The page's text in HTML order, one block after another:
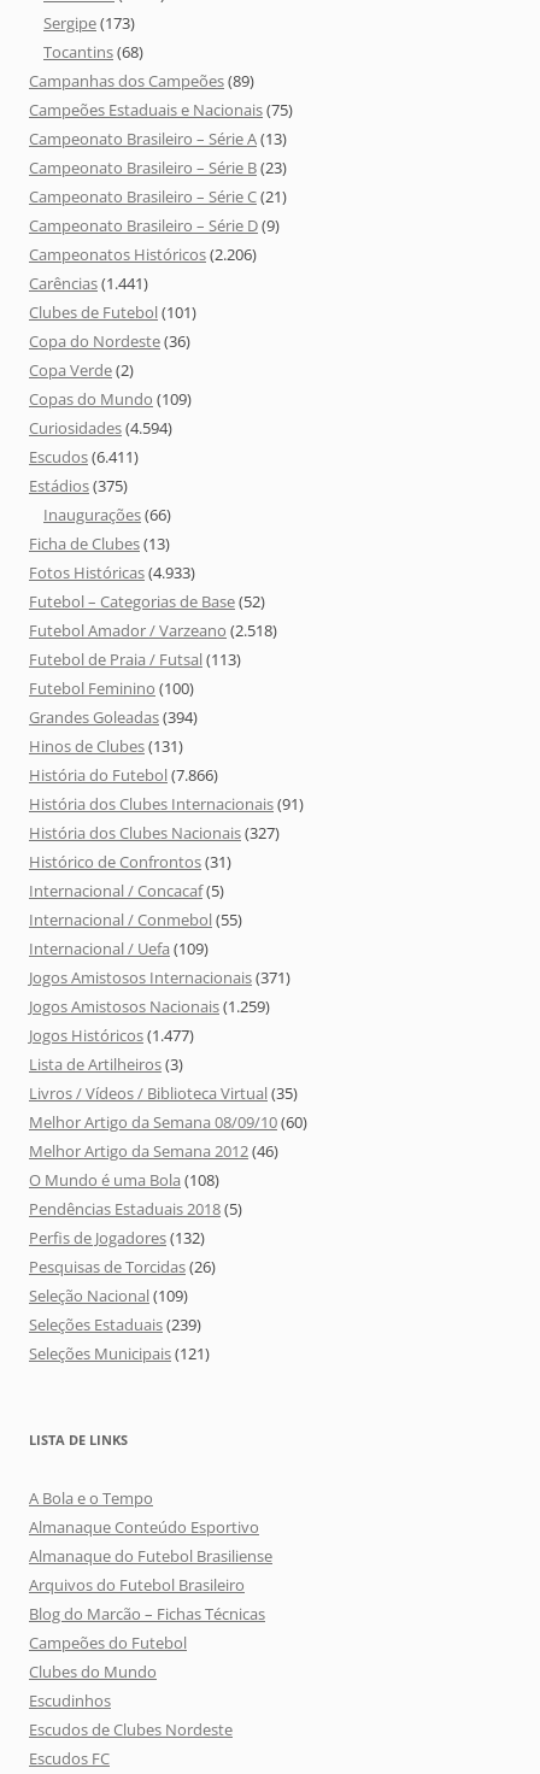
Sergipe(173)
Tocantins(68)
Campanhas dos Campeões(89)
Campeões Estaduais e Nacionais(75)
Campeonato Brasileiro – Série A(13)
Campeonato Brasileiro – Série B(23)
Campeonato Brasileiro – Série C(21)
Campeonato Brasileiro – Série D(9)
Campeonatos Históricos(2.206)
Carências(1.441)
Clubes de Futebol(101)
Copa do Nordeste(36)
Copa Verde(2)
Copas do Mundo (109)
Curiosidades(4.594)
Escudos(6.411)
Estádios(375)
Inaugurações(66)
Ficha de Clubes(13)
Fotos Históricas(4.933)
Futebol – Categorias de Base(52)
Futebol Amador / Varzeano (2.518)
Futebol de Praia / Futsal(113)
Futebol Feminino (100)
Grandes Goleadas(394)
Hinos de Clubes(131)
História do Futebol(7.866)
História dos Clubes Internacionais(91)
História dos Clubes Nacionais(327)
Histórico de Confrontos(31)
Internacional / Concacaf(5)
Internacional / Conmebol(55)
Internacional / Uefa (109)
Jogos Amistosos Internacionais(371)
Jogos Amistosos Nacionais(1.259)
Jogos Históricos(1.477)
Lista de Artilheiros(3)
Livros / Vídeos / Biblioteca Virtual(35)
Melhor Artigo da Semana 08/09/10(60)
Melhor Artigo da Semana 2012(46)
O Mundo é uma Bola (108)
Pendências Estaduais 2018(5)
Perfis de Jogadores(132)
Pesquisas de Torcidas(26)
Seleção Nacional(109)
Seleções Estaduais(239)
Seleções Municipais(121)
LISTA DE LINKS
A Bola e o Tempo
Almanaque Conteúdo Esportivo
Almanaque do Futebol Brasiliense
Arquivos do Futebol Brasileiro
Blog do Marcão – Fichas Técnicas
Campeões do Futebol
Clubes do Mundo
Escudinhos
Escudos de Clubes Nordeste
Escudos FC